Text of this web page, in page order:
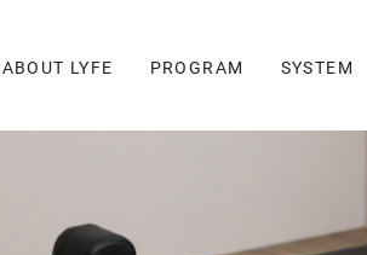
ABOUT LYFE PROGRAM SYSTEM